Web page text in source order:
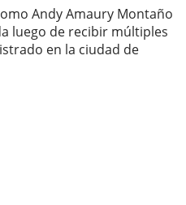
Andy Amaury Montaño
luego de recibir múltiples
en la ciudad de